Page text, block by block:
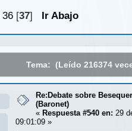
36 [37] Ir Abajo
Tema: (Leído 216374
Re:Debate sobre
(Baronet)
« Respuesta #540 en: 29
09:01:09 »